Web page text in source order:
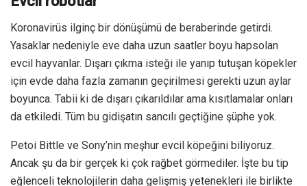
eğlenceli teknolojilerin daha gelişmiş yetenekleri ile birlikte
2021’de trend halini alması bekleniyor. Eğlencenin yanı sıra
eğitici bir deneyim de sunacak olan robotik evcil hayvanlar,
yapay zeka teknolojisinin nimetlerinden yararlanırken en
yakın arkadaşınız olmayı da başaracaklar.
Akıllı tarımın teknolojik işçileri